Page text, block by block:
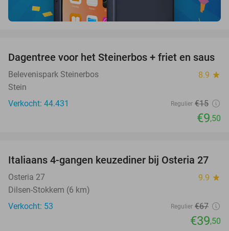
37%
Dagentree voor het Steinerbos + friet en saus
Belevenispark Steinerbos 8.9 star
Stein
Verkocht: 44.431
Regulier €15
€9,50
41%
Italiaans 4-gangen keuzediner bij Osteria 27
Osteria 27 9.9 star
Dilsen-Stokkem (6 km)
Verkocht: 53
Regulier €67
€39,50